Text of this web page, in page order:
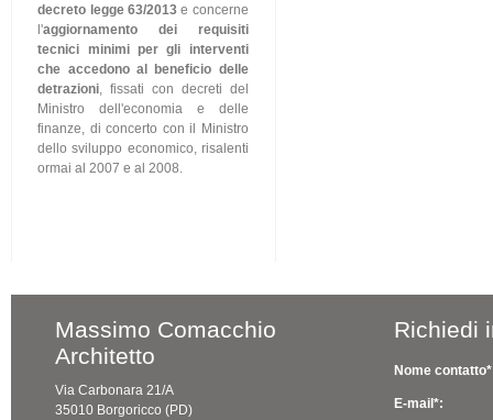
decreto legge 63/2013 e concerne
l'aggiornamento dei requisiti
tecnici minimi per gli interventi
che accedono al beneficio delle
detrazioni, fissati con decreti del
Ministro dell'economia e delle
finanze, di concerto con il Ministro
dello sviluppo economico, risalenti
ormai al 2007 e al 2008.
Massimo Comacchio
Architetto
Via Carbonara 21/A
35010 Borgoricco (PD)
Richiedi
Nome
E-mail*: